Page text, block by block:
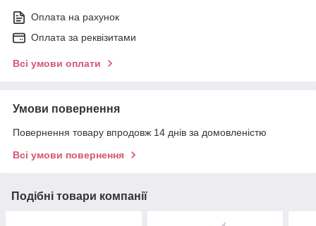
Оплата на рахунок
Оплата за реквізитами
Всі умови оплати
Умови повернення
Повернення товару впродовж 14 днів за домовленістю
Всі умови повернення
Подібні товари компанії